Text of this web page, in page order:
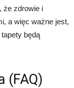
że zdrowie i
a więc ważne jest,
będą
(FAQ)